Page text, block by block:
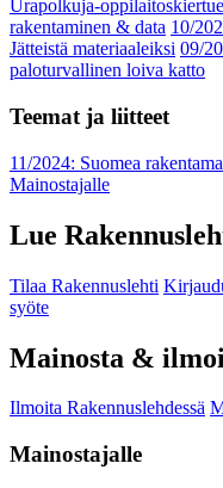
Urapolkuja-
rakentaminen & data 10/
Jätteistä materiaaleiksi 09/
paloturvallinen loiva katto
Teemat ja liitteet
11/2024: Suomea
Mainostajalle
Lue
Tilaa Rakennuslehti
syöte
Mainosta &
Ilmoita Rakennuslehdessä
Mainostajalle